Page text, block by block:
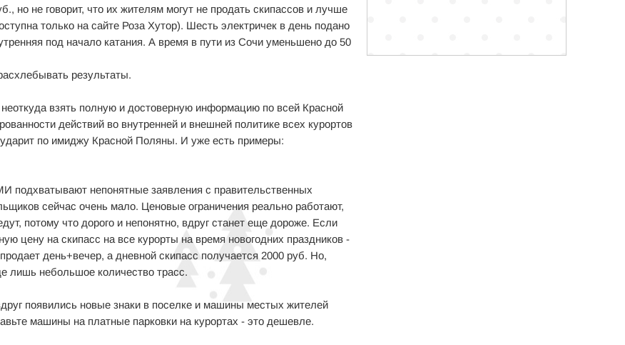
но не говорит, что их жителям могут не продать скипассов и лучше
только на сайте Роза Хутор). Шесть электричек в день подано
под начало катания. А время в пути из Сочи уменьшено до 50
результаты.
взять полную и достоверную информацию по всей Красной
действий во внутренней и внешней политике всех курортов
по имиджу Красной Поляны. И уже есть примеры:
подхватывают непонятные заявления с правительственных
сейчас очень мало. Ценовые ограничения реально работают,
потому что дорого и непонятно, вдруг станет еще дороже. Если
цену на скипасс на все курорты на время новогодних праздников -
день+вечер, а дневной скипасс получается 2000 руб. Но,
лишь небольшое количество трасс.
появились новые знаки в поселке и машины местых жителей
машины на платные парковки на курортах - это дешевле.